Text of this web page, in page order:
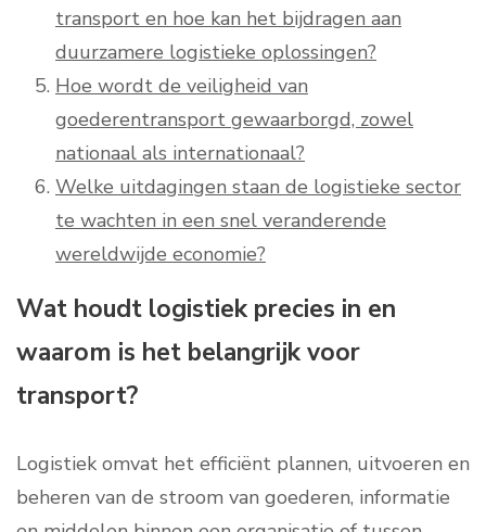
transport en hoe kan het bijdragen aan
duurzamere logistieke oplossingen?
Hoe wordt de veiligheid van
goederentransport gewaarborgd, zowel
nationaal als internationaal?
Welke uitdagingen staan de logistieke sector
te wachten in een snel veranderende
wereldwijde economie?
Wat houdt logistiek precies in en
waarom is het belangrijk voor
transport?
Logistiek omvat het efficiënt plannen, uitvoeren en
beheren van de stroom van goederen, informatie